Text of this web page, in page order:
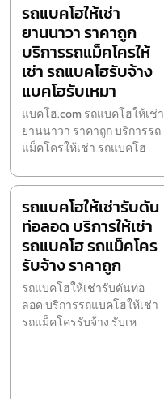
รถแบคโฮให้เช่า
ยานนาวา ราคาถูก
บริการรถแม็คโครให้
เช่า รถแบคโฮรับจ้าง
แบคโฮรับเหมา
แบคโฮ.com รถแบคโฮให้เช่า
ยานนาวา ราคาถูก บริการรถ
แม็คโครให้เช่า รถแบคโฮ
รถแบคโฮให้เช่ารับดัน
ท่อลอด บริการให้เช่า
รถแบคโฮ รถแม็คโคร
รับจ้าง ราคาถูก
รถแบคโฮให้เช่ารับดันท่อ
ลอด บริการรถแบคโฮให้เช่า
รถแม็คโครรับจ้าง รับเห